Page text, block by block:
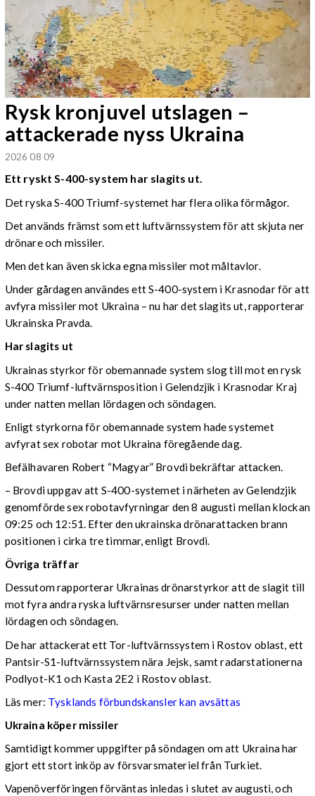
Rysk kronjuvel utslagen –
attackerade nyss Ukraina
2026 08 09
Ett ryskt S-400-system har slagits ut.
Det ryska S-400 Triumf-systemet har flera olika förmågor.
Det används främst som ett luftvärnssystem för att skjuta ner
drönare och missiler.
Men det kan även skicka egna missiler mot måltavlor.
Under gårdagen användes ett S-400-system i Krasnodar för att
avfyra missiler mot Ukraina – nu har det slagits ut, rapporterar
Ukrainska Pravda.
Har slagits ut
Ukrainas styrkor för obemannade system slog till mot en rysk
S-400 Triumf-luftvärnsposition i Gelendzjik i Krasnodar Kraj
under natten mellan lördagen och söndagen.
Enligt styrkorna för obemannade system hade systemet
avfyrat sex robotar mot Ukraina föregående dag.
Befälhavaren Robert “Magyar” Brovdi bekräftar attacken.
– Brovdi uppgav att S-400-systemet i närheten av Gelendzjik
genomförde sex robotavfyrningar den 8 augusti mellan klockan
09:25 och 12:51. Efter den ukrainska drönarattacken brann
positionen i cirka tre timmar, enligt Brovdi.
Övriga träffar
Dessutom rapporterar Ukrainas drönarstyrkor att de slagit till
mot fyra andra ryska luftvärnsresurser under natten mellan
lördagen och söndagen.
De har attackerat ett Tor-luftvärnssystem i Rostov oblast, ett
Pantsir-S1-luftvärnssystem nära Jejsk, samt radarstationerna
Podlyot-K1 och Kasta 2E2 i Rostov oblast.
Läs mer: Tysklands förbundskansler kan avsättas
Ukraina köper missiler
Samtidigt kommer uppgifter på söndagen om att Ukraina har
gjort ett stort inköp av försvarsmateriel från Turkiet.
Vapenöverföringen förväntas inledas i slutet av augusti, och